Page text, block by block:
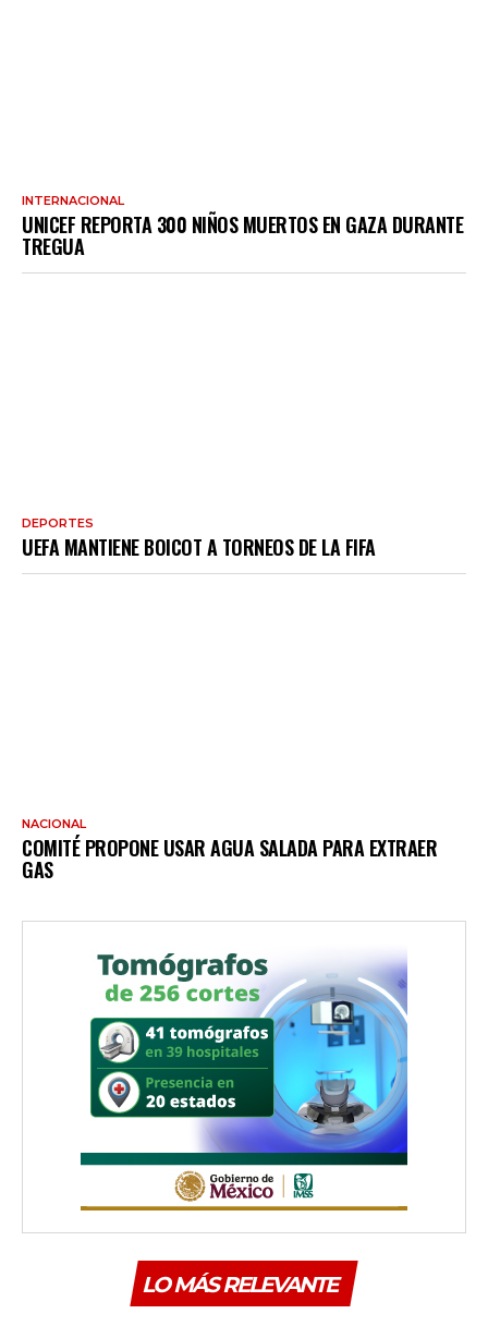
INTERNACIONAL
UNICEF REPORTA 300 NIÑOS MUERTOS EN GAZA DURANTE
TREGUA
DEPORTES
UEFA MANTIENE BOICOT A TORNEOS DE LA FIFA
NACIONAL
COMITÉ PROPONE USAR AGUA SALADA PARA EXTRAER
GAS
LO MÁS RELEVANTE